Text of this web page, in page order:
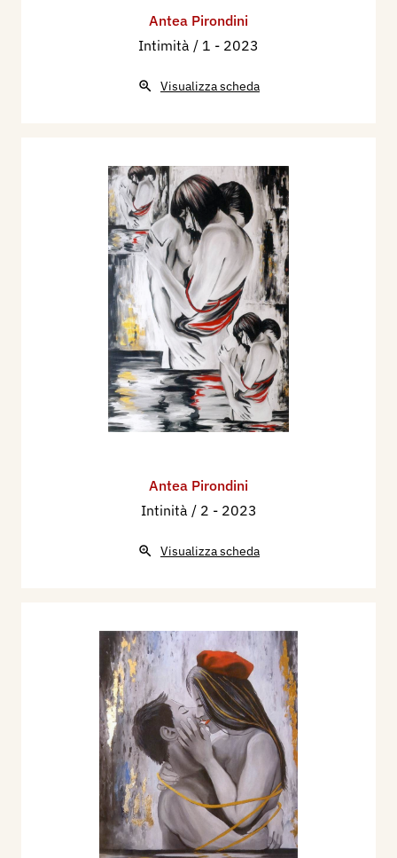
Antea Pirondini
Intimità / 1 - 2023
Visualizza scheda
Antea Pirondini
Intinità / 2 - 2023
Visualizza scheda